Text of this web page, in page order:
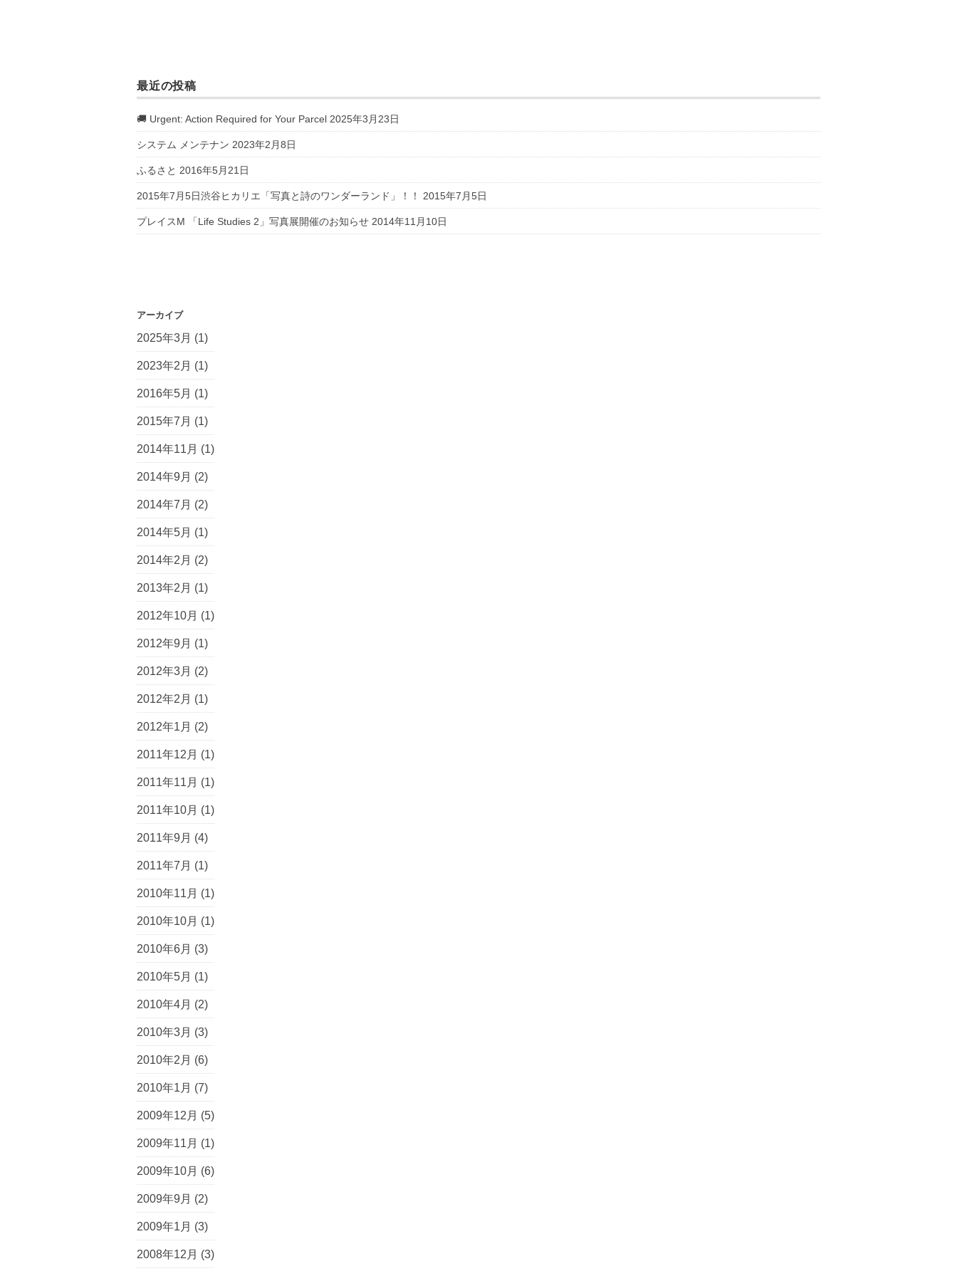
最近の投稿
🚚 Urgent: Action Required for Your Parcel 2025年3月23日
システム メンテナン 2023年2月8日
ふるさと 2016年5月21日
2015年7月5日渋谷ヒカリエ「写真と詩のワンダーランド」！！ 2015年7月5日
プレイスM 「Life Studies 2」写真展開催のお知らせ 2014年11月10日
アーカイブ
2025年3月 (1)
2023年2月 (1)
2016年5月 (1)
2015年7月 (1)
2014年11月 (1)
2014年9月 (2)
2014年7月 (2)
2014年5月 (1)
2014年2月 (2)
2013年2月 (1)
2012年10月 (1)
2012年9月 (1)
2012年3月 (2)
2012年2月 (1)
2012年1月 (2)
2011年12月 (1)
2011年11月 (1)
2011年10月 (1)
2011年9月 (4)
2011年7月 (1)
2010年11月 (1)
2010年10月 (1)
2010年6月 (3)
2010年5月 (1)
2010年4月 (2)
2010年3月 (3)
2010年2月 (6)
2010年1月 (7)
2009年12月 (5)
2009年11月 (1)
2009年10月 (6)
2009年9月 (2)
2009年1月 (3)
2008年12月 (3)